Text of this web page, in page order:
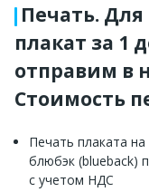
Печать.
плакат за 1
отправим в
Стоимость
Печать плаката
блюбэк (blueback)
с учетом НДС